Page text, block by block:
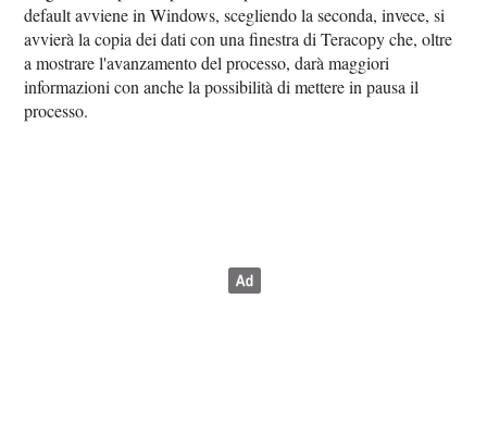
default avviene in Windows, scegliendo la seconda, invece, si
avvierà la copia dei dati con una finestra di Teracopy che, oltre
a mostrare l'avanzamento del processo, darà maggiori
informazioni con anche la possibilità di mettere in pausa il
processo.